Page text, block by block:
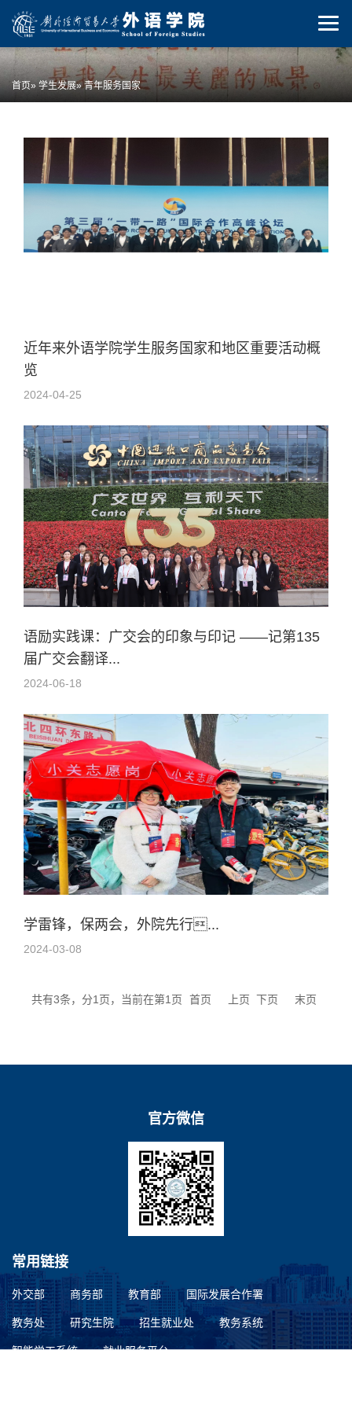
首页» 学生发展» 青年服务国家
近年来外语学院学生服务国家和地区重要活动概
览
2024-04-25
语励实践课：广交会的印象与印记 ——记第135
届广交会翻译...
2024-06-18
学雷锋，保两会，外院先行...
2024-03-08
共有3条，分1页，当前在第1页 首页 上页 下页 末页
官方微信
常用链接
外交部 商务部 教育部 国际发展合作署
教务处 研究生院 招生就业处 教务系统
智能学工系统 就业服务平台